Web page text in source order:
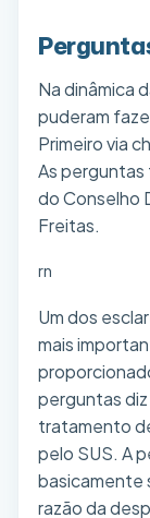
Na dinâmica
puderam
Primeiro via
As
do Conselho
Freitas.
rn
Um dos
mais
perguntas
tratamento
pelo SUS. A
basicamente
razão da